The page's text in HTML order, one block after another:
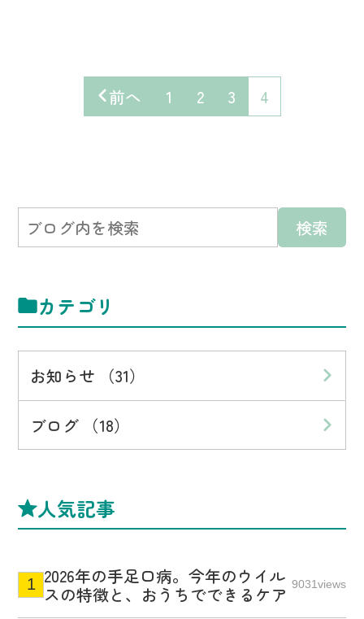
前へ 1 2 3 4
カテゴリ
お知らせ （31）
ブログ （18）
人気記事
2026年の手足口病。今年のウイル
スの特徴と、おうちでできるケア 9031views